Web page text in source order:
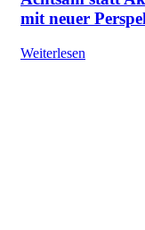
mit neuer
Weiterlesen